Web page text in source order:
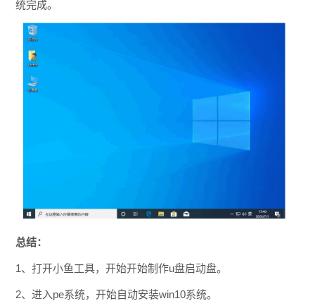
统完成。
总结：
1、打开小鱼工具，开始开始制作u盘启动盘。
2、进入pe系统，开始自动安装win10系统。